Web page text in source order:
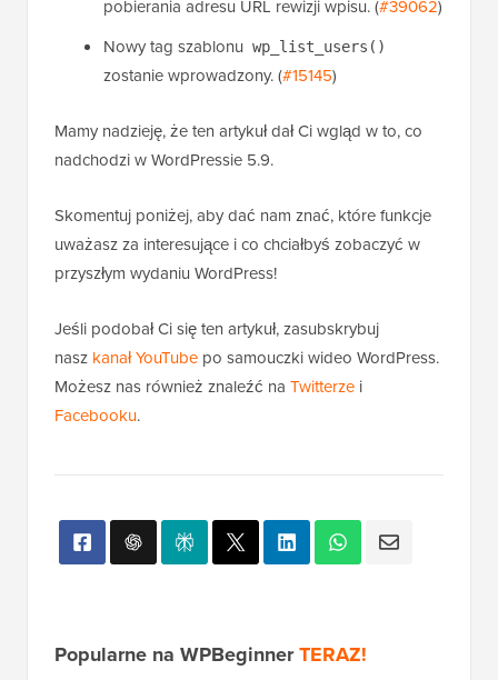
pobierania adresu URL rewizji wpisu. (#39062)
Nowy tag szablonu wp_list_users()
zostanie wprowadzony. (#15145)
Mamy nadzieję, że ten artykuł dał Ci wgląd w to, co
nadchodzi w WordPressie 5.9.
Skomentuj poniżej, aby dać nam znać, które funkcje
uważasz za interesujące i co chciałbyś zobaczyć w
przyszłym wydaniu WordPress!
Jeśli podobał Ci się ten artykuł, zasubskrybuj
nasz kanał YouTube po samouczki wideo WordPress.
Możesz nas również znaleźć na Twitterze i
Facebooku.
Popularne na WPBeginnerTERAZ!